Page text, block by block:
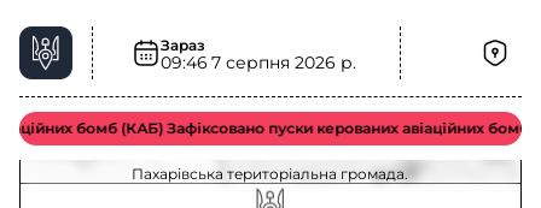
Зараз
09:46 7 серпня 2026 р.
бомб (КАБ) Зафіксовано пуски керованих авіаційних бомб
Електроенергія у Пахарівська територіальна
громада – актуальна ситуація
Оновлення щодо відключення електроенергії у
Пахарівська територіальна громада.